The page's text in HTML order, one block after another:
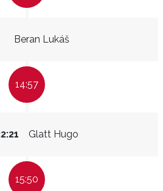
Beran Lukáš
14:57
Glatt Hugo
15:50